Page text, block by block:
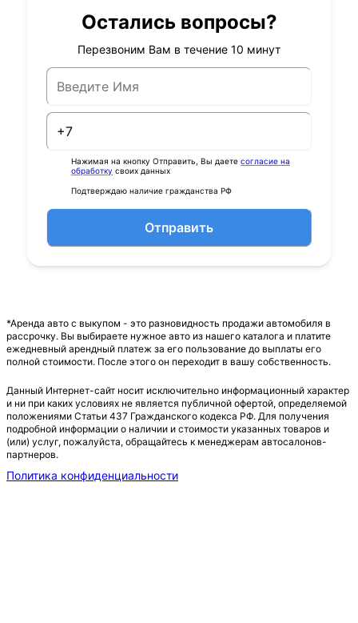
Остались вопросы?
Перезвоним Вам в течение 10 минут
Нажимая на кнопку Отправить, Вы даете согласие на
обработку своих данных
Подтверждаю наличие гражданства РФ
Отправить
*Аренда авто с выкупом - это разновидность продажи автомобиля в
рассрочку. Вы выбираете нужное авто из нашего каталога и платите
ежедневный арендный платеж за его пользование до выплаты его
полной стоимости. После этого он переходит в вашу собственность.
Данный Интернет-сайт носит исключительно информационный характер
и ни при каких условиях не является публичной офертой, определяемой
положениями Статьи 437 Гражданского кодекса РФ. Для получения
подробной информации о наличии и стоимости указанных товаров и
(или) услуг, пожалуйста, обращайтесь к менеджерам автосалонов-
партнеров.
Политика конфиденциальности